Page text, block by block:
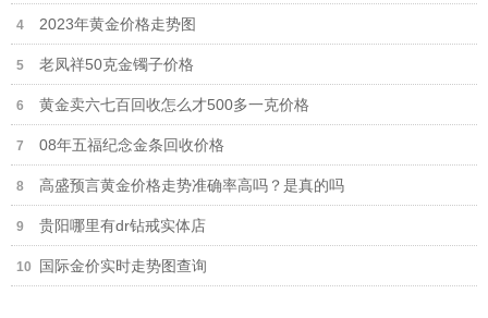
2023年黄金价格走势图
老凤祥50克金镯子价格
黄金卖六七百回收怎么才500多一克价格
08年五福纪念金条回收价格
高盛预言黄金价格走势准确率高吗？是真的吗
贵阳哪里有dr钻戒实体店
国际金价实时走势图查询